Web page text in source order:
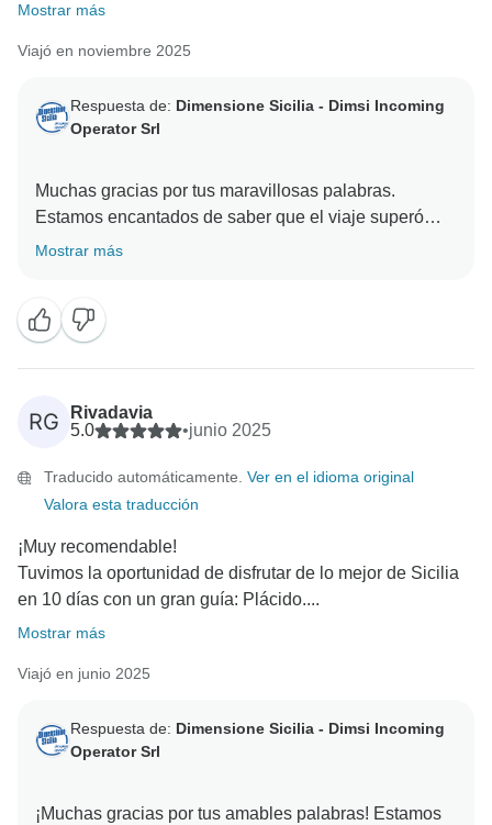
Mostrar más
Viajó en noviembre 2025
Respuesta de: Dimensione Sicilia - Dimsi Incoming
Operator Srl
Muchas gracias por tus maravillosas palabras.
Estamos encantados de saber que el viaje superó
vuestras expectativas y esperamos volver a recibiros
Mostrar más
RG
Rivadavia
5.0
•junio 2025
Traducido automáticamente. Ver en el idioma original
Valora esta traducción
¡Muy recomendable!
Tuvimos la oportunidad de disfrutar de lo mejor de Sicilia
en 10 días con un gran guía: Plácido....
Mostrar más
Viajó en junio 2025
Respuesta de: Dimensione Sicilia - Dimsi Incoming
Operator Srl
¡Muchas gracias por tus amables palabras! Estamos